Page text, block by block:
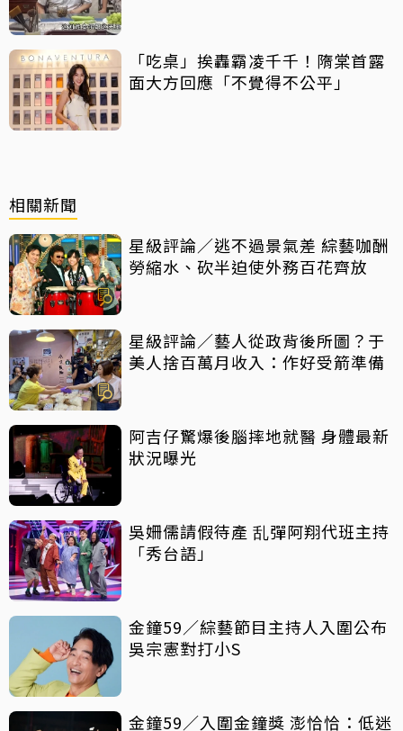
「吃桌」挨轟霸凌千千！隋棠首露
面大方回應「不覺得不公平」
相關新聞
星級評論／逃不過景氣差 綜藝咖酬
勞縮水、砍半迫使外務百花齊放
星級評論／藝人從政背後所圖？于
美人捨百萬月收入：作好受箭準備
阿吉仔驚爆後腦摔地就醫 身體最新
狀況曝光
吳姍儒請假待產 乱彈阿翔代班主持
「秀台語」
金鐘59／綜藝節目主持人入圍公布
吳宗憲對打小S
金鐘59／入圍金鐘獎 澎恰恰：低迷